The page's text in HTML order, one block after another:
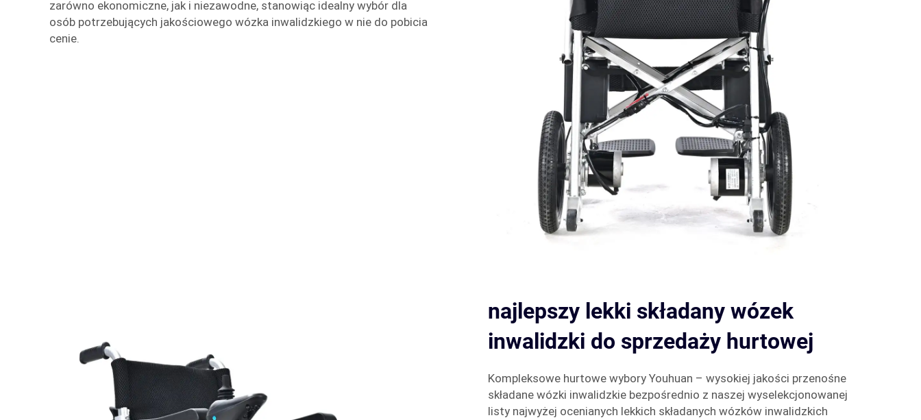
zarówno ekonomiczne, jak i niezawodne, stanowiąc idealny wybór dla
osób potrzebujących jakościowego wózka inwalidzkiego w nie do pobicia
cenie.
najlepszy lekki składany wózek
inwalidzki do sprzedaży hurtowej
Kompleksowe hurtowe wybory Youhuan – wysokiej jakości przenośne
składane wózki inwalidzkie bezpośrednio z naszej wyselekcjonowanej
listy najwyżej ocenianych lekkich składanych wózków inwalidzkich